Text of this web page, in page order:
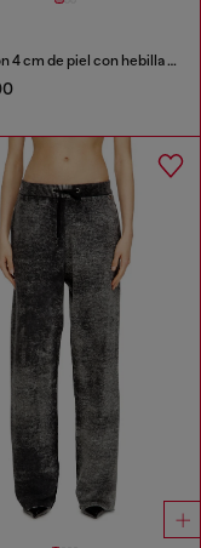
Cinturón 4 cm de piel con hebilla ovalada D